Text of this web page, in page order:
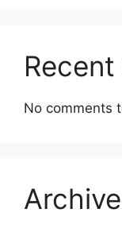
No comments